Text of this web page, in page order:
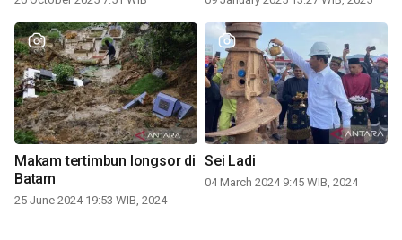
Makam tertimbun longsor di
Batam
25 June 2024 19:53 WIB, 2024
Sei Ladi
04 March 2024 9:45 WIB, 2024